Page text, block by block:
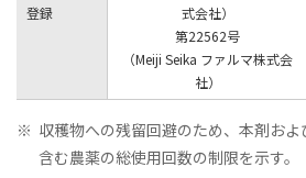
登録
式会社）
第22562号
（Meiji Seika ファルマ株式会
社）
※ 収穫物への残留回避のため、本剤お
含む農薬の総使用回数の制限を示す。